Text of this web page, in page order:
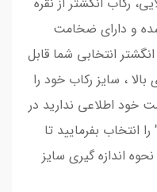
925 ساخته شده و دارای ضخامت
انتخابی شما قابل
، سایز رکاب خود را
خود اطلاعی ندارید در
انتخاب بفرمایید تا
اندازه گیری سایز